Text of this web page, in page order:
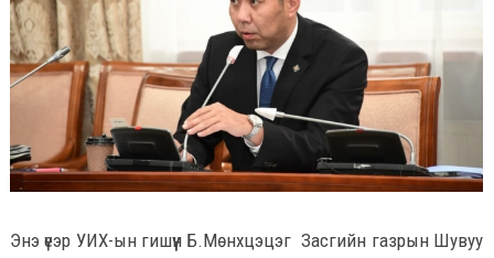
Энэ үеэр УИХ-ын гишүүн Б.Мөнхцэцэг Засгийн газрын Шувуу